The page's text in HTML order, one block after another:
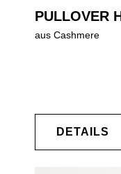
PULLOVER
aus Cashmere
DETAILS